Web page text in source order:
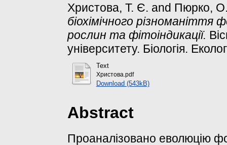
Христова, Т. Є. and Пюрко,
біохімічного різноманіття
рослин та фітоіндикації.
університету. Біологія.
Text
Христова.pdf
Download (543kB)
Abstract
Проаналізовано еволюцію